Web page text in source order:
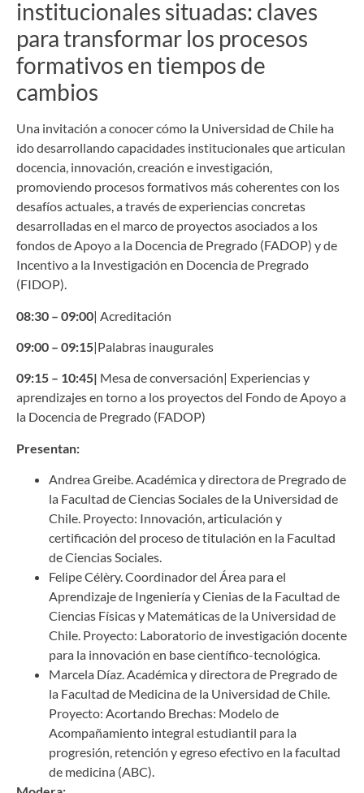
institucionales situadas: claves
para transformar los procesos
formativos en tiempos de
cambios
Una invitación a conocer cómo la Universidad de Chile ha
ido desarrollando capacidades institucionales que articulan
docencia, innovación, creación e investigación,
promoviendo procesos formativos más coherentes con los
desafíos actuales, a través de experiencias concretas
desarrolladas en el marco de proyectos asociados a los
fondos de Apoyo a la Docencia de Pregrado (FADOP) y de
Incentivo a la Investigación en Docencia de Pregrado
(FIDOP).
08:30 – 09:00| Acreditación
09:00 – 09:15|Palabras inaugurales
09:15 – 10:45| Mesa de conversación| Experiencias y
aprendizajes en torno a los proyectos del Fondo de Apoyo a
la Docencia de Pregrado (FADOP)
Presentan:
Andrea Greibe. Académica y directora de Pregrado de
la Facultad de Ciencias Sociales de la Universidad de
Chile. Proyecto: Innovación, articulación y
certificación del proceso de titulación en la Facultad
de Ciencias Sociales.
Felipe Célèry. Coordinador del Área para el
Aprendizaje de Ingeniería y Cienias de la Facultad de
Ciencias Físicas y Matemáticas de la Universidad de
Chile. Proyecto: Laboratorio de investigación docente
para la innovación en base científico-tecnológica.
Marcela Díaz. Académica y directora de Pregrado de
la Facultad de Medicina de la Universidad de Chile.
Proyecto: Acortando Brechas: Modelo de
Acompañamiento integral estudiantil para la
progresión, retención y egreso efectivo en la facultad
de medicina (ABC).